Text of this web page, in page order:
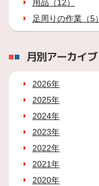
用品（12）
足周りの作業（5）
月別アーカイブ
2026年
2025年
2024年
2023年
2022年
2021年
2020年